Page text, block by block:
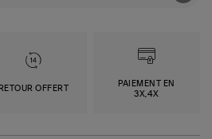
RETOUR OFFERT
PAIEMENT EN
3X,4X